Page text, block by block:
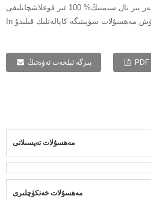
بىزگە ئېلخەت ئەۋەتىڭ
مەھسۇلات تەپسىلاتى
مەھسۇلات خەتكۈچلىرى